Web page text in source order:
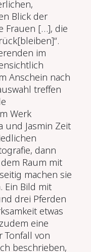
Blick der
Frauen […], die
im
Anschein nach
treffen
Werk
und Jasmin Zeit
dann
Raum mit
machen sie
Ein Bild mit
drei Pferden
etwas
eine
Tonfall von
beschrieben,